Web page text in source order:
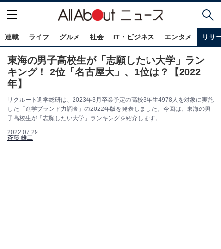
連載 ライフ グルメ 社会 IT・ビジネス エンタメ リサ
東海の男子高校生が「志願したい大学」ラン
キング！ 2位「名古屋大」、1位は？【2022
年】
リクルート進学総研は、2023年3月卒業予定の高校3年生4978人を対象に実施
した「進学ブランド力調査」の2022年版を発表しました。今回は、東海の男
子高校生が「志願したい大学」ランキングを紹介します。
2022.07.29
斉藤 雄二